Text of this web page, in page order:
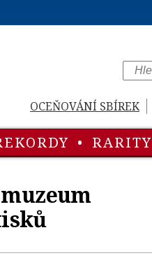
OCEŇOVÁNÍ SBÍREK
• RARITY